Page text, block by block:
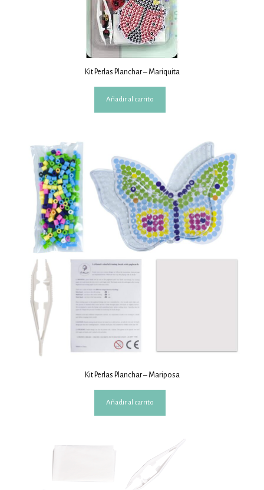
Kit Perlas Planchar – Mariquita
Añadir al carrito
Kit Perlas Planchar – Mariposa
Añadir al carrito